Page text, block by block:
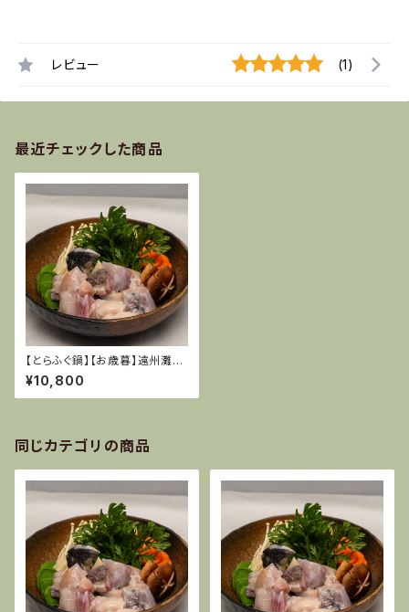
レビュー (1)
最近チェックした商品
【とらふぐ鍋】【お歳暮】遠州灘特
産天然てっちりセット(天然とら
ふぐ)２〜３人前
¥10,800
同じカテゴリの商品